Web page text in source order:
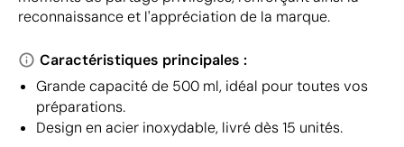
reconnaissance et l'appréciation de la marque.
Caractéristiques principales :
Grande capacité de 500 ml, idéal pour toutes vos
préparations.
Design en acier inoxydable, livré dès 15 unités.